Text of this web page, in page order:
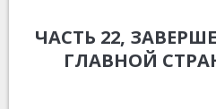
ЧАСТЬ 22,
ГЛАВНОЙ